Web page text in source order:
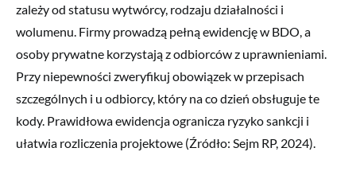
zależy od statusu wytwórcy, rodzaju działalności i
wolumenu. Firmy prowadzą pełną ewidencję w BDO, a
osoby prywatne korzystają z odbiorców z uprawnieniami.
Przy niepewności zweryfikuj obowiązek w przepisach
szczególnych i u odbiorcy, który na co dzień obsługuje te
kody. Prawidłowa ewidencja ogranicza ryzyko sankcji i
ułatwia rozliczenia projektowe (Źródło: Sejm RP, 2024).